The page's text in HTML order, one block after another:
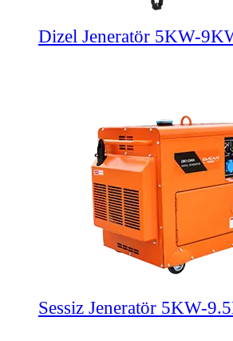
Dizel Jeneratör 5KW-
Sessiz Jeneratör 5KW-